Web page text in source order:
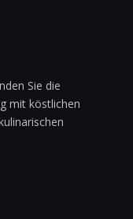
Sie die
mit köstlichen